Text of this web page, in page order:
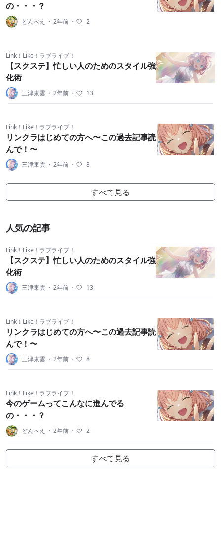
の・・・？
どんべえ ・ 2年前 ・ 2
Link！Like！ラブライブ！
【スクステ】忙しい人のためのスタイル強
化術
三津東雲 ・ 2年前 ・ 13
Link！Like！ラブライブ！
リンクラはじめての方へ〜この過去記事読
んで！〜
三津東雲 ・ 2年前 ・ 8
すべて見る
人気の記事
Link！Like！ラブライブ！
【スクステ】忙しい人のためのスタイル強
化術
三津東雲 ・ 2年前 ・ 13
Link！Like！ラブライブ！
リンクラはじめての方へ〜この過去記事読
んで！〜
三津東雲 ・ 2年前 ・ 8
Link！Like！ラブライブ！
今のゲームってこんなに進んでる
の・・・？
どんべえ ・ 2年前 ・ 2
すべて見る